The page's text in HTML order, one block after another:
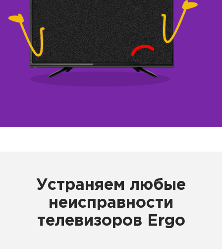
Устраняем любые
неисправности
телевизоров Ergo